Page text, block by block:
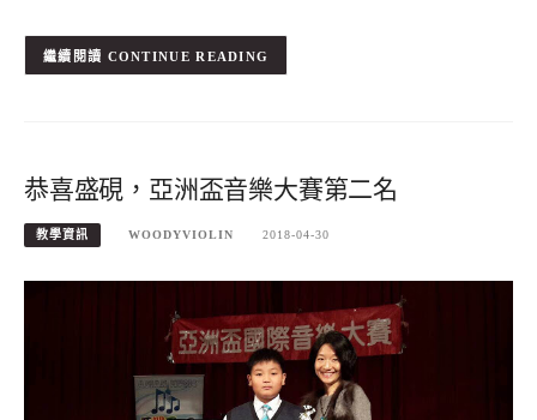
CONTINUE READING
恭喜盛硯，亞洲盃音樂大賽第二名
教學資訊 WOODYVIOLIN 2018-04-30